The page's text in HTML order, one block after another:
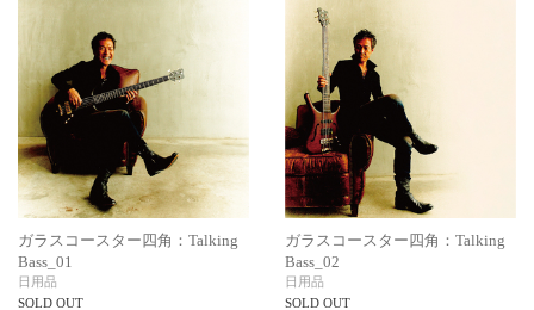
ガラスコースター四角：Talking
Bass_01
日用品
SOLD OUT
ガラスコースター四角：Talking
Bass_02
日用品
SOLD OUT